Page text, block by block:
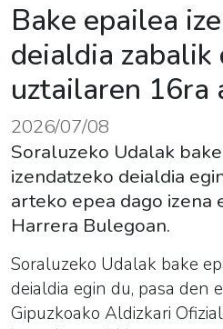
Bake epailea
deialdia zabalik
uztailaren 16ra
2026/07/08
Soraluzeko Udalak
izendatzeko deialdia
arteko epea dago izena
Harrera Bulegoan.
Soraluzeko Udalak bake
deialdia egin du, pasa den
Gipuzkoako Aldizkari